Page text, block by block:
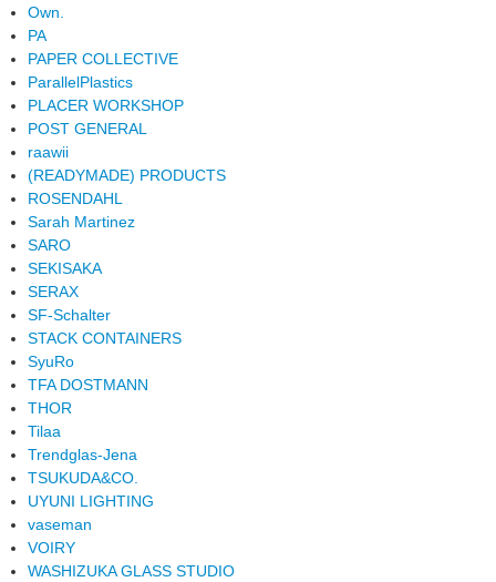
Own.
PA
PAPER COLLECTIVE
ParallelPlastics
PLACER WORKSHOP
POST GENERAL
raawii
(READYMADE) PRODUCTS
ROSENDAHL
Sarah Martinez
SARO
SEKISAKA
SERAX
SF-Schalter
STACK CONTAINERS
SyuRo
TFA DOSTMANN
THOR
Tilaa
Trendglas-Jena
TSUKUDA&CO.
UYUNI LIGHTING
vaseman
VOIRY
WASHIZUKA GLASS STUDIO